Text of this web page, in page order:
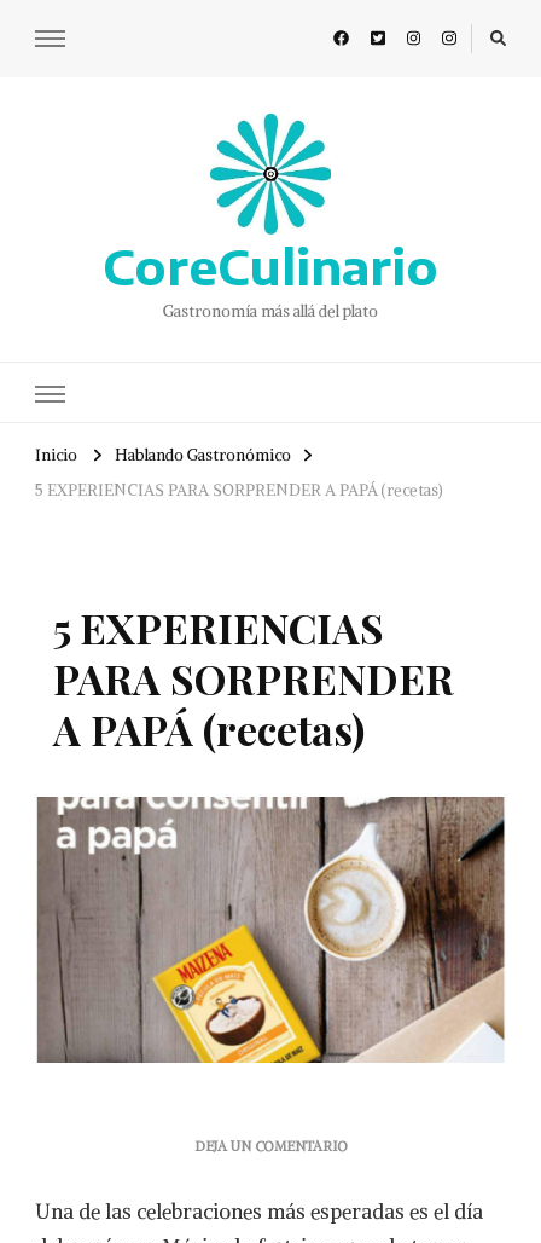
CoreCulinario
Gastronomía más allá del plato
Inicio
Hablando Gastronómico
5 EXPERIENCIAS PARA SORPRENDER A PAPÁ (recetas)
5 EXPERIENCIAS
PARA SORPRENDER
A PAPÁ (recetas)
DEJA UN COMENTARIOEN
PARA
SORPRENDER
Una de las celebraciones más esperadas es el día